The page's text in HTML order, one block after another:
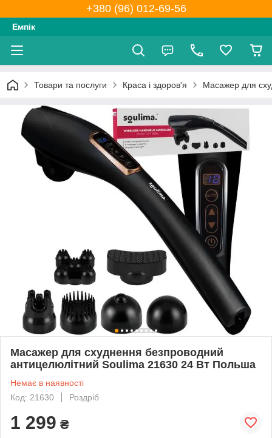
+380 (96) 012-69-56
Емпік
Товари та послуги Краса і здоров'я Масажер для
Масажер для схуднення безпроводний
антицелюлітний Soulima 21630 24 Вт Польша
Немає в наявності
Код: 21630
Роздріб
1 299 ₴